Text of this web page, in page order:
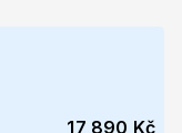
17 890 Kč